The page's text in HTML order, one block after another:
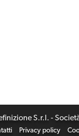
S.r.l. -
Privacy policy